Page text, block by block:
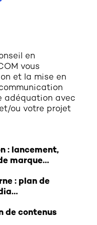
en
vous
et la mise en
adéquation avec
ou votre projet
: lancement,
marque…
: plan de
de contenus